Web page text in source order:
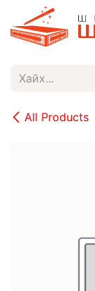
Skip to Content
All Products